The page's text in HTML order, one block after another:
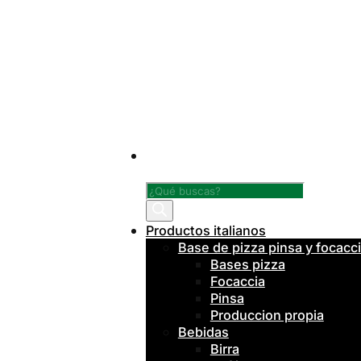
Búsqueda
de
productos
Productos italianos
Base de pizza pinsa y
Bases pizza
Focaccia
Pinsa
Produccion propia
Bebidas
Birra